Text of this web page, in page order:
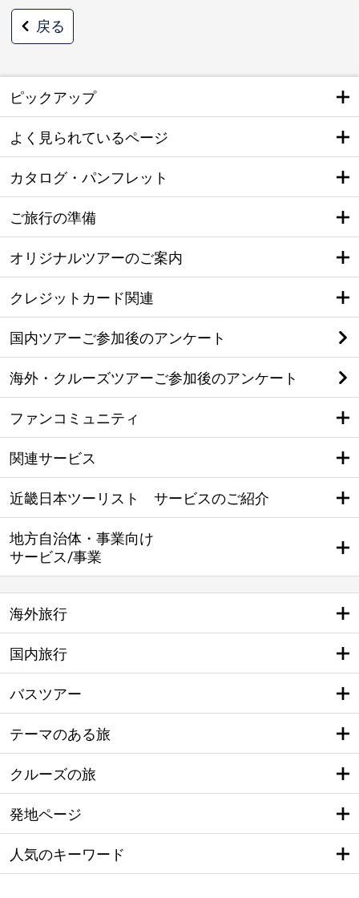
戻る
ピックアップ
よく見られているページ
カタログ・パンフレット
ご旅行の準備
オリジナルツアーのご案内
クレジットカード関連
国内ツアーご参加後のアンケート
海外・クルーズツアーご参加後のアンケート
ファンコミュニティ
関連サービス
近畿日本ツーリスト サービスのご紹介
地方自治体・事業向け
サービス/事業
海外旅行
国内旅行
バスツアー
テーマのある旅
クルーズの旅
発地ページ
人気のキーワード